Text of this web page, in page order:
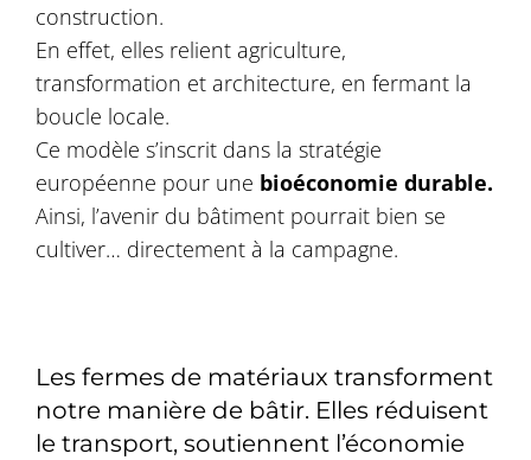
construction.
En effet, elles relient agriculture,
transformation et architecture, en fermant la
boucle locale.
Ce modèle s’inscrit dans la stratégie
européenne pour une bioéconomie durable.
Ainsi, l’avenir du bâtiment pourrait bien se
cultiver… directement à la campagne.
Les fermes de matériaux transforment
notre manière de bâtir. Elles réduisent
le transport, soutiennent l’économie